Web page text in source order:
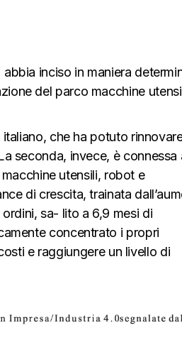
inciso in maniera
del parco macchine
che ha potuto
seconda, invece, è connessa
utensili, robot e
di crescita, trainata
sa- lito a 6,9 mesi di
concentrato i propri
e raggiungere un livello di